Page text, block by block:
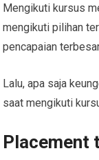
Mengikuti kursus
mengikuti pilihan
pencapaian
Lalu, apa saja
saat mengikuti
Placement